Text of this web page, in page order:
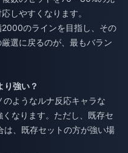
しやすくなります。
のラインを目指し、その
選に戻るのが、最もバラン
り強い？
ようなルナ反応キャラな
なります。ただし、既存セ
、既存セットの方が強い場